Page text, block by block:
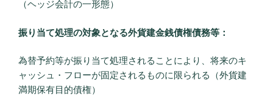
（ヘッジ会計の一形態）
振り当て処理の対象となる外貨建金銭債権債務等：
為替予約等が振り当て処理されることにより、将来のキ
ャッシュ・フローが固定されるものに限られる（外貨建
満期保有目的債権）